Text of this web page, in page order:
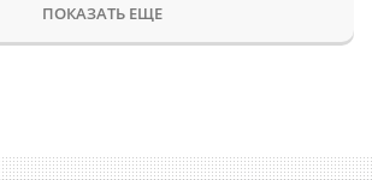
ПОКАЗАТЬ ЕЩЕ